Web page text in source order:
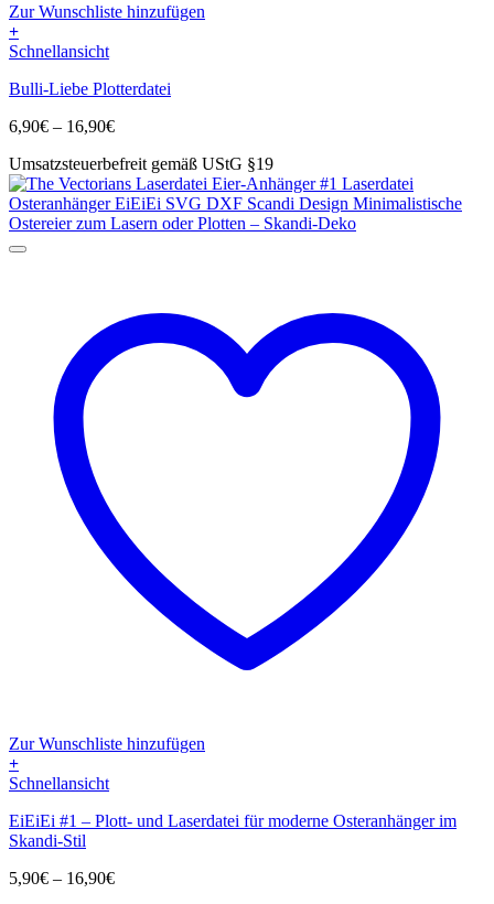
Zur Wunschliste hinzufügen
+
Dieses
weist
Varianten
Die
Optionen
können
auf
der
Schnellansicht
Bulli-Liebe Plotterdatei
6,90€ – 16,90€Preisspanne:
bis
16,90€
Umsatzsteuerbefreit gemäß UStG §19
Zur Wunschliste hinzufügen
+
Dieses
weist
mehrere
auf.
Schnellansicht
EiEiEi #1 – Plott- und Laserdatei für moderne Osteranhänger im
Skandi-Stil
5,90€ – 16,90€Preisspanne: